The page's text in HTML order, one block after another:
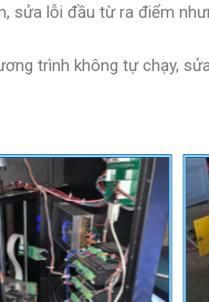
lỗi đầu từ ra điểm
trình không tự chạy,